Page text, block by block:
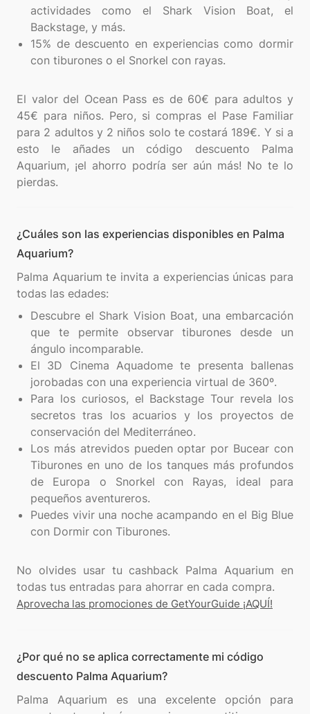
actividades como el Shark Vision Boat, el
Backstage, y más.
15% de descuento en experiencias como dormir
con tiburones o el Snorkel con rayas.
El valor del Ocean Pass es de 60€ para adultos y
45€ para niños. Pero, si compras el Pase Familiar
para 2 adultos y 2 niños solo te costará 189€. Y si a
esto le añades un código descuento Palma
Aquarium, ¡el ahorro podría ser aún más! No te lo
¿Cuáles son las experiencias disponibles en Palma
Aquarium?
Palma Aquarium te invita a experiencias únicas para
Descubre el Shark Vision Boat, una embarcación
que te permite observar tiburones desde un
ángulo incomparable.
El 3D Cinema Aquadome te presenta ballenas
jorobadas con una experiencia virtual de 360º.
Para los curiosos, el Backstage Tour revela los
secretos tras los acuarios y los proyectos de
conservación del Mediterráneo.
Los más atrevidos pueden optar por Bucear con
Tiburones en uno de los tanques más profundos
de Europa o Snorkel con Rayas, ideal para
pequeños aventureros.
Puedes vivir una noche acampando en el Big Blue
con Dormir con Tiburones.
No olvides usar tu cashback Palma Aquarium en
Aprovecha las promociones de GetYourGuide ¡AQUÍ!
¿Por qué no se aplica correctamente mi código
descuento Palma Aquarium?
Palma Aquarium es una excelente opción para